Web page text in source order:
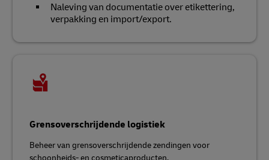
Naleving van documentatie over etikettering,
verpakking en import/export.
Grensoverschrijdende logistiek
Beheer van grensoverschrijdende zendingen voor
schoonheids- en cosmeticaproducten.